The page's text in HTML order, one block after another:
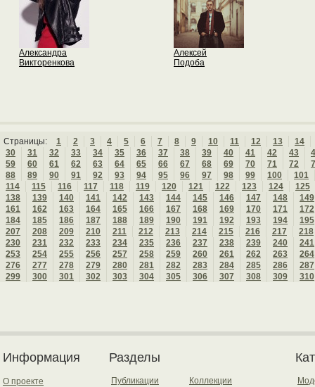
Александра
Викторенкова
Алексей
Подоба
Страницы: 1 2 3 4 5 6 7 8 9 10 11 12 13
14
30
31 32 33 34 35 36 37 38 39 40 41 42 43
59
60 61 62 63 64 65 66 67 68 69 70 71 72
88
89 90 91 92 93 94 95 96 97 98 99 100
101
114
115 116 117 118 119 120 121 122 123 124
125
138
139 140 141 142 143 144 145 146 147 148
149
161
162 163 164 165 166 167 168 169 170 171
172
184
185 186 187 188 189 190 191 192 193 194
195
207
208 209 210 211 212 213 214 215 216 217
218
230
231 232 233 234 235 236 237 238 239 240
241
253
254 255 256 257 258 259 260 261 262 263
264
276
277 278 279 280 281 282 283 284 285 286
287
299
300 301 302 303 304 305 306 307 308 309 310
Информация
О проекте
Разделы
Публикации
Коллекции